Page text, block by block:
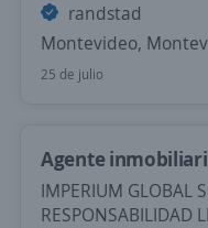
randstad
Montevideo,
25 de julio
Agente
IMPERIUM GLOBAL
RESPONSABILIDAD